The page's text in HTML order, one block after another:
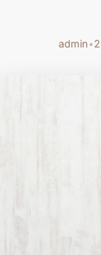
admin•